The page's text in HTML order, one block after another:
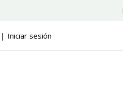
Iniciar sesión